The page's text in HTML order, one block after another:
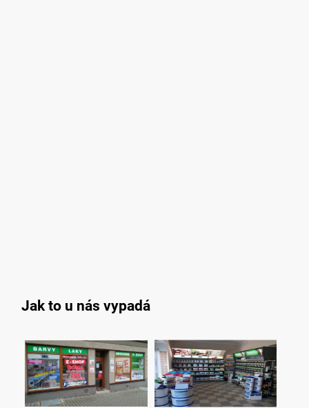
Jak to u nás vypadá